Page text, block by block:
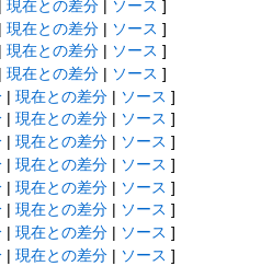
現在との差分| ソース ]
現在との差分| ソース ]
現在との差分| ソース ]
現在との差分| ソース ]
| 現在との差分| ソース ]
| 現在との差分| ソース ]
| 現在との差分| ソース ]
| 現在との差分| ソース ]
| 現在との差分| ソース ]
| 現在との差分| ソース ]
| 現在との差分| ソース ]
| 現在との差分| ソース ]